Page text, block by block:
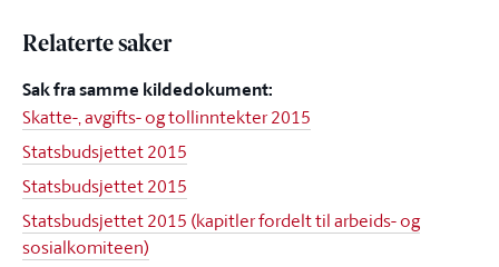
Relaterte saker
Sak fra samme kildedokument:
Skatte-, avgifts- og tollinntekter 2015
Statsbudsjettet 2015
Statsbudsjettet 2015
Statsbudsjettet 2015 (kapitler fordelt til arbeids- og
sosialkomiteen)